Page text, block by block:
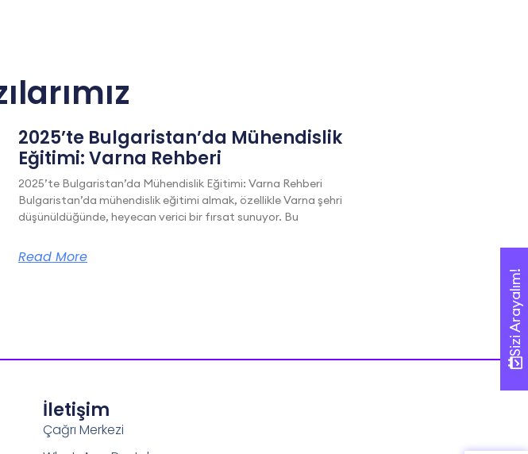
2025’te Bulgaristan’da Mühendislik
Eğitimi: Varna Rehberi
2025’te Bulgaristan’da Mühendislik Eğitimi: Varna Rehberi
Bulgaristan’da mühendislik eğitimi almak, özellikle Varna şehri
düşünüldüğünde, heyecan verici bir fırsat sunuyor. Bu
Read More
Sizi Arayalım!
Sizi Arayalım!
İletişim
Çağrı Merkezi